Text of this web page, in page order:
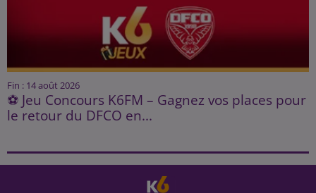
Fin : 14 août 2026
⚽ Jeu Concours K6FM – Gagnez vos places pour
le retour du DFCO en...